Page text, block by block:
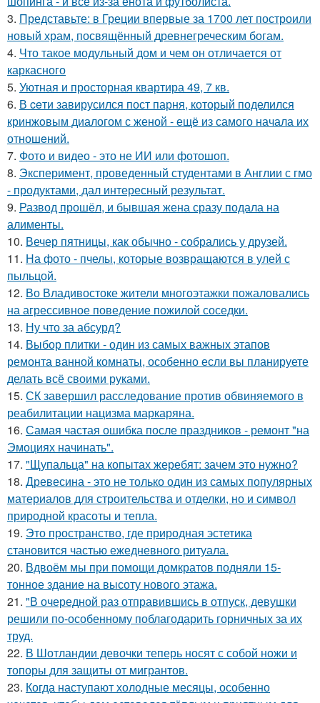
3. Представьте: в Греции впервые за 1700 лет построили
новый храм, посвящённый древнегреческим богам.
4. Что такое модульный дом и чем он отличается от
каркасного
5. Уютная и просторная квартира 49, 7 кв.
6. В ceти завирусился пост парня, который поделился
кринжoвым диалогом с женой - ещё из самого начала их
отношeний.
7. Фото и видео - это не ИИ или фотошоп.
8. Эксперимент, проведенный студентами в Англии с гмо
- продуктами, дал интересный результат.
9. Развод прошёл, и бывшая жена сразу подала на
алименты.
10. Вечер пятницы, как обычно - собрались у друзей.
11. На фото - пчелы, которые возвращаются в улей с
пыльцой.
12. Во Владивостоке жители многоэтажки пожаловались
на агрессивное поведение пожилой соседки.
13. Ну что за абсурд?
14. Выбор плитки - один из самых важных этапов
ремонта ванной комнаты, особенно если вы планируете
делать всё своими руками.
15. СК завершил расследование против обвиняемого в
реабилитации нацизма маркаряна.
16. Самая частая ошибка после праздников - ремонт "на
Эмоциях начинать".
17. "Щупальца" на копытах жеребят: зачем это нужно?
18. Древесина - это не только один из самых популярных
материалов для строительства и отделки, но и символ
природной красоты и тепла.
19. Это пространство, где природная эстетика
становится частью ежедневного ритуала.
20. Вдвоём мы при помощи домкратов подняли 15-
тонное здание на высоту нового этажа.
21. "В очередной раз отправившись в отпуск, девушки
решили по-особенному поблагодарить горничных за их
труд.
22. В Шотландии девочки теперь носят с собой ножи и
топоры для защиты от мигрантов.
23. Когда наступают холодные месяцы, особенно